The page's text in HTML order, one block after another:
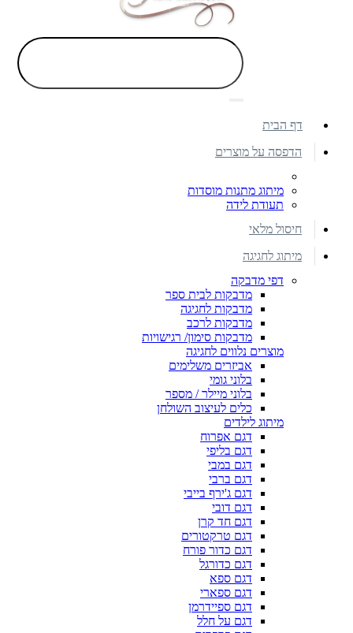
דף הבית
הדפסה על מוצרים
מיתוג מתנות מוסדות
תעודת לידה
חיסול מלאי
מיתוג לחגיגה
דפי מדבקה
מדבקות לבית ספר
מדבקות לחגיגה
מדבקות לרכב
מדבקות סימון/ רגישויות
מוצרים נלווים לחגיגה
אביזרים משלימים
בלוני גומי
בלוני מיילר / מספר
כלים לעיצוב השולחן
מיתוג לילדים
דגם אפרוח
דגם בליפי
דגם במבי
דגם ברבי
דגם ג'ירף בייבי
דגם דובי
דגם חד קרן
דגם טרקטורים
דגם כדור פורח
דגם כדורגל
דגם ספא
דגם ספארי
דגם ספיידרמן
דגם על חלל